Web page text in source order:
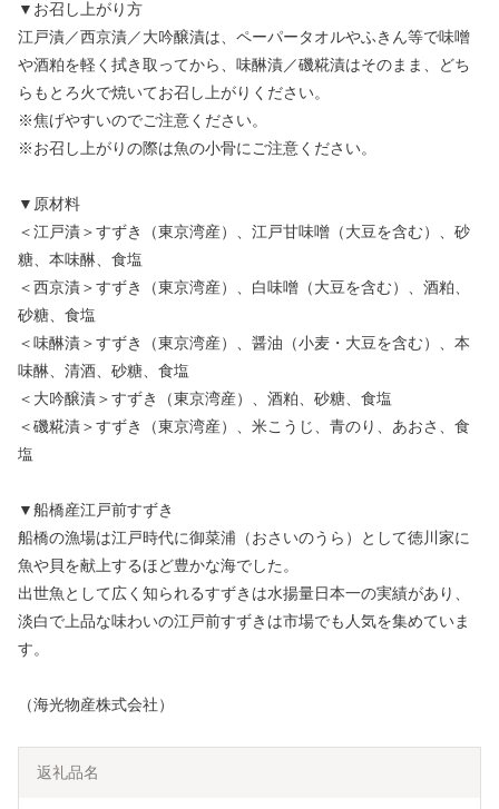
▼お召し上がり方
江戸漬／西京漬／大吟醸漬は、ペーパータオルやふきん等で味噌
や酒粕を軽く拭き取ってから、味醂漬／磯糀漬はそのまま、どち
らもとろ火で焼いてお召し上がりください。
※焦げやすいのでご注意ください。
※お召し上がりの際は魚の小骨にご注意ください。
▼原材料
＜江戸漬＞すずき（東京湾産）、江戸甘味噌（大豆を含む）、砂
糖、本味醂、食塩
＜西京漬＞すずき（東京湾産）、白味噌（大豆を含む）、酒粕、
砂糖、食塩
＜味醂漬＞すずき（東京湾産）、醤油（小麦・大豆を含む）、本
味醂、清酒、砂糖、食塩
＜大吟醸漬＞すずき（東京湾産）、酒粕、砂糖、食塩
＜磯糀漬＞すずき（東京湾産）、米こうじ、青のり、あおさ、食
塩
▼船橋産江戸前すずき
船橋の漁場は江戸時代に御菜浦（おさいのうら）として徳川家に
魚や貝を献上するほど豊かな海でした。
出世魚として広く知られるすずきは水揚量日本一の実績があり、
淡白で上品な味わいの江戸前すずきは市場でも人気を集めていま
す。
（海光物産株式会社）
返礼品名